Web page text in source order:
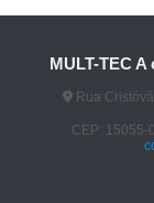
MULT-TEC
Rua
CEP: 15055-